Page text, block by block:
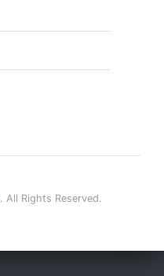
. All Rights Reserved.